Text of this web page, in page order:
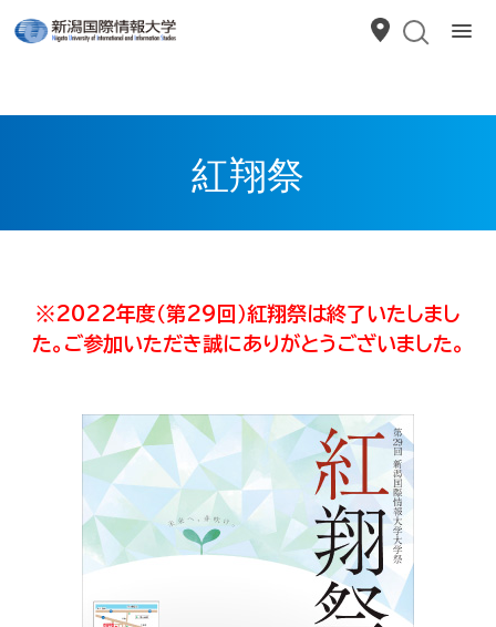
紅翔祭
※2022年度（第29回）紅翔祭は終了いたしまし
た。ご参加いただき誠にありがとうございました。